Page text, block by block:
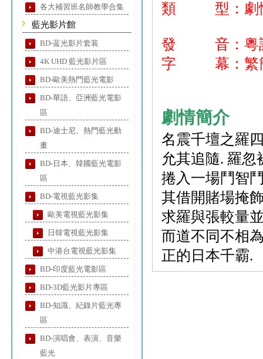
各大補習班名師教學合集
藍光影片館
BD-蓝光影片套装
4K UHD 藍光影片區
BD-歐美熱門藍光電影
BD-華語、亞洲藍光電影
區
BD-迪士尼、熱門藍光動
畫
BD-日本、韓國藍光電影
區
BD-電視藍光影集
歐美電視藍光影集
日韓電視藍光影集
中港台電視藍光影集
BD-印度藍光電影區
BD-3D藍光影片專區
BD-知識、紀錄片藍光專
區
BD-演唱會、表演、音樂
藍光
類 型：劇
發 音：粵
字 幕：繁簡
劇情簡介
名震千壇之羅
允其追隨. 羅
捲入一場鬥智
其借開賭場掩
求羅與張較量
而道不同不相
正的日本千霸.